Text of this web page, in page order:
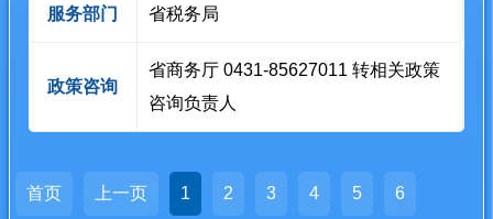
服务部门 省税务局
政策咨询
省商务厅 0431-85627011 转相关政策
咨询负责人
首页 上一页 1 2 3 4 5 6